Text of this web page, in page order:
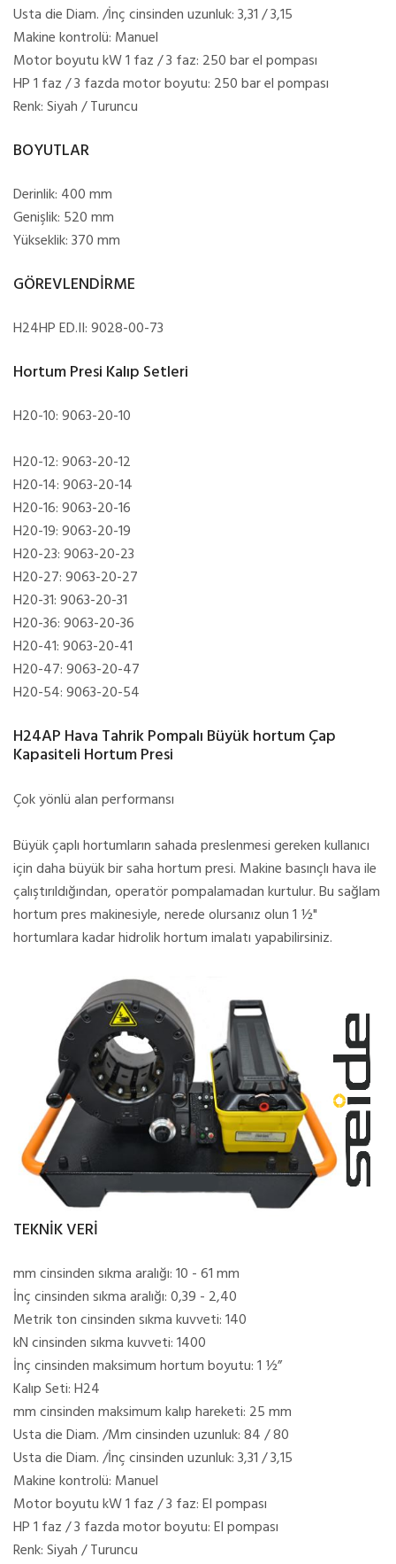
Usta die Diam. /İnç cinsinden uzunluk: 3,31 / 3,15
Makine kontrolü: Manuel
Motor boyutu kW 1 faz / 3 faz: 250 bar el pompası
HP 1 faz / 3 fazda motor boyutu: 250 bar el pompası
Renk: Siyah / Turuncu
BOYUTLAR
Derinlik: 400 mm
Genişlik: 520 mm
Yükseklik: 370 mm
GÖREVLENDİRME
H24HP ED.II: 9028-00-73
Hortum Presi Kalıp Setleri
H20-10: 9063-20-10
H20-12: 9063-20-12
H20-14: 9063-20-14
H20-16: 9063-20-16
H20-19: 9063-20-19
H20-23: 9063-20-23
H20-27: 9063-20-27
H20-31: 9063-20-31
H20-36: 9063-20-36
H20-41: 9063-20-41
H20-47: 9063-20-47
H20-54: 9063-20-54
H24AP Hava Tahrik Pompalı Büyük hortum Çap
Kapasiteli Hortum Presi
Çok yönlü alan performansı
Büyük çaplı hortumların sahada preslenmesi gereken kullanıcı
için daha büyük bir saha hortum presi. Makine basınçlı hava ile
çalıştırıldığından, operatör pompalamadan kurtulur. Bu sağlam
hortum pres makinesiyle, nerede olursanız olun 1 ½"
hortumlara kadar hidrolik hortum imalatı yapabilirsiniz.
TEKNİK VERİ
mm cinsinden sıkma aralığı: 10 - 61 mm
İnç cinsinden sıkma aralığı: 0,39 - 2,40
Metrik ton cinsinden sıkma kuvveti: 140
kN cinsinden sıkma kuvveti: 1400
İnç cinsinden maksimum hortum boyutu: 1 ½”
Kalıp Seti: H24
mm cinsinden maksimum kalıp hareketi: 25 mm
Usta die Diam. /Mm cinsinden uzunluk: 84 / 80
Usta die Diam. /İnç cinsinden uzunluk: 3,31 / 3,15
Makine kontrolü: Manuel
Motor boyutu kW 1 faz / 3 faz: El pompası
HP 1 faz / 3 fazda motor boyutu: El pompası
Renk: Siyah / Turuncu